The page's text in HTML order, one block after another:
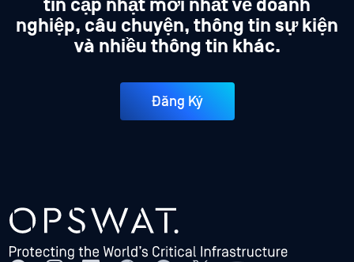
tin cập nhật mới nhất về doanh
nghiệp, câu chuyện, thông tin sự kiện
và nhiều thông tin khác.
Đăng Ký